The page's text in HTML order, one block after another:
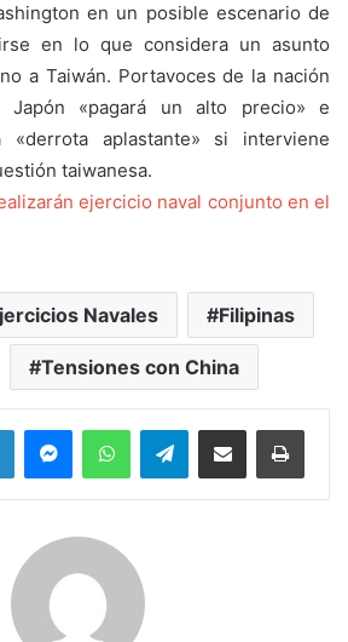
en un posible escenario de
en lo que considera un asunto
a Taiwán. Portavoces de la nación
Japón «pagará un alto precio» e
«derrota aplastante» si interviene
taiwanesa.
ejercicio naval conjunto en el
Navales Filipinas
Tensiones con China
LinkedInMessengerWhatsAppTelegramCompartir por correo electrónico